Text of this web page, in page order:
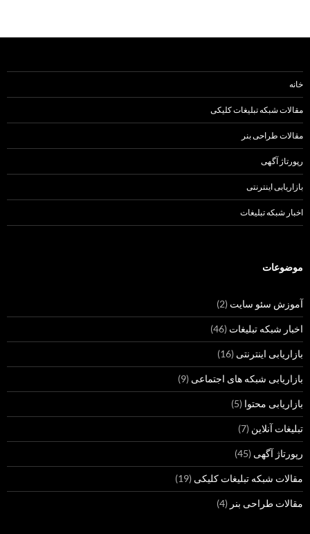
خانه
مقالات شبکه تبلیغات کلیکی
مقالات طراحی بنر
رپورتاژ آگهی
بازاریابی اینترنتی
اخبار شبکه تبلیغات
موضوعات
آموزش سئو سایت (2)
اخبار شبکه تبلیغات (46)
بازاریابی اینترنتی (16)
بازاریابی شبکه های اجتماعی (9)
بازاریابی محتوا (5)
تبلیغات آنلاین (7)
رپورتاژ آگهی (45)
مقالات شبکه تبلیغات کلیکی (19)
مقالات طراحی بنر (4)